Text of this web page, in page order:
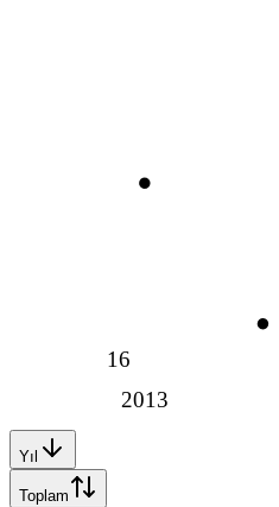
2013
16
Yıl
Toplam